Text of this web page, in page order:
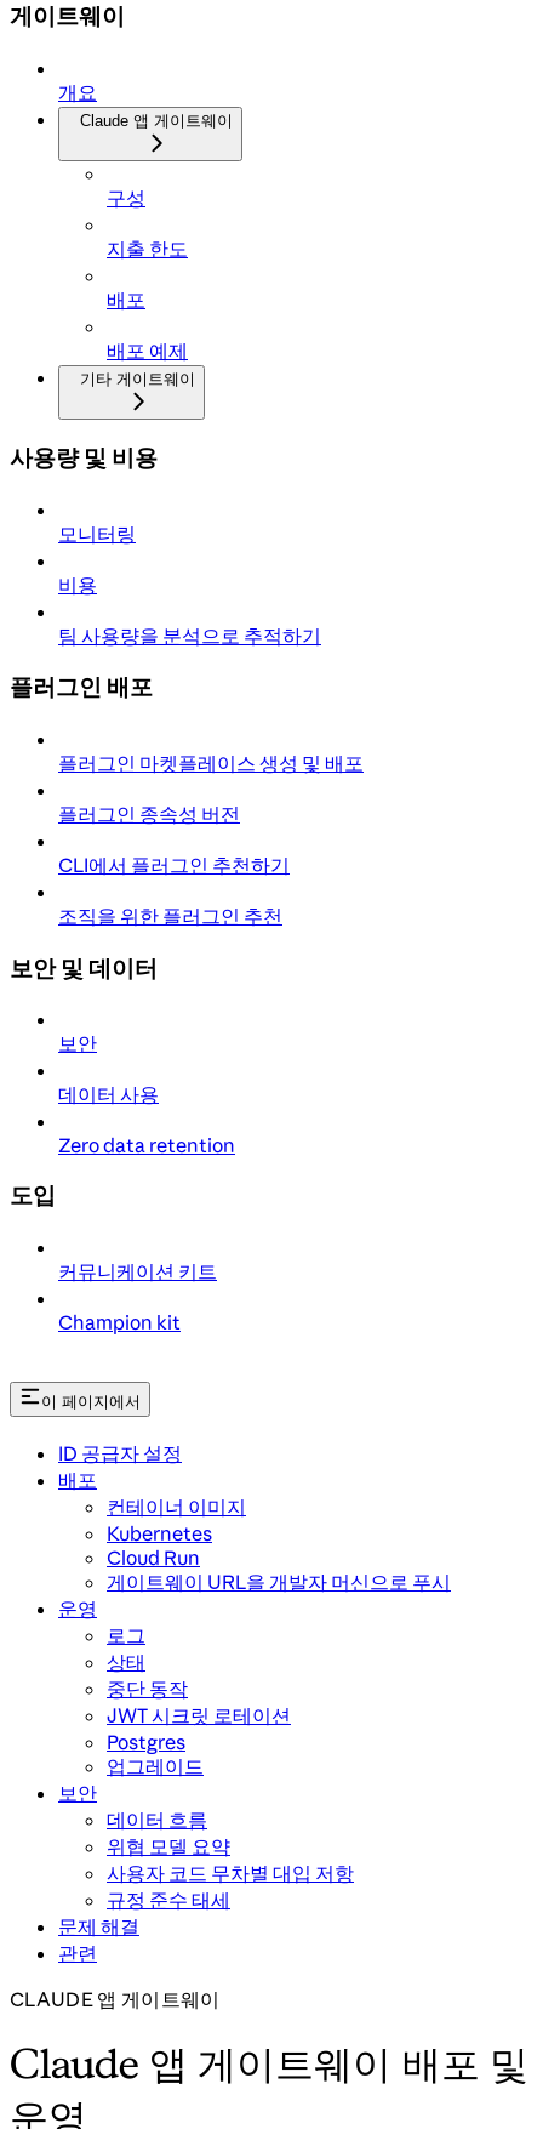
게이트웨이
개요
Claude 앱 게이트웨이
구성
지출 한도
배포
배포 예제
기타 게이트웨이
사용량 및 비용
모니터링
비용
팀 사용량을 분석으로 추적하기
플러그인 배포
플러그인 마켓플레이스 생성 및 배포
플러그인 종속성 버전
CLI에서 플러그인 추천하기
조직을 위한 플러그인 추천
보안 및 데이터
보안
데이터 사용
Zero data retention
도입
커뮤니케이션 키트
Champion kit
이 페이지에서
ID 공급자 설정
배포
컨테이너 이미지
Kubernetes
Cloud Run
게이트웨이 URL을 개발자 머신으로 푸시
운영
로그
상태
중단 동작
JWT 시크릿 로테이션
Postgres
업그레이드
보안
데이터 흐름
위협 모델 요약
사용자 코드 무차별 대입 저항
규정 준수 태세
문제 해결
관련
CLAUDE 앱 게이트웨이
Claude 앱 게이트웨이 배포 및
운영